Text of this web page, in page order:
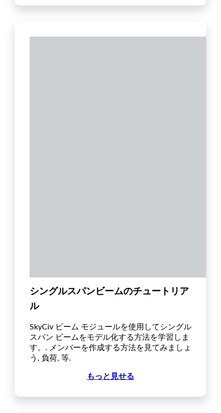
シングルスパンビームのチュートリア
ル
SkyCiv ビーム モジュールを使用してシングル
スパン ビームをモデル化する方法を学習しま
す。. メンバーを作成する方法を見てみましょ
う, 負荷, 等.
もっと見せる